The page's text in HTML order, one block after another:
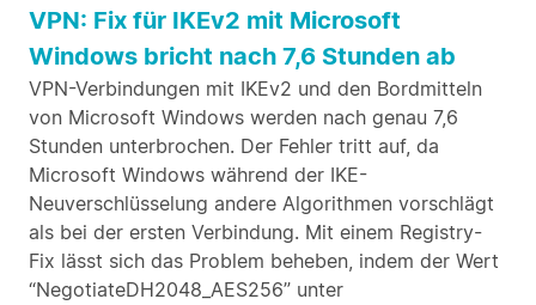
VPN: Fix für IKEv2 mit Microsoft
Windows bricht nach 7,6 Stunden ab
VPN-Verbindungen mit IKEv2 und den Bordmitteln
von Microsoft Windows werden nach genau 7,6
Stunden unterbrochen. Der Fehler tritt auf, da
Microsoft Windows während der IKE-
Neuverschlüsselung andere Algorithmen vorschlägt
als bei der ersten Verbindung. Mit einem Registry-
Fix lässt sich das Problem beheben, indem der Wert
“NegotiateDH2048_AES256” unter